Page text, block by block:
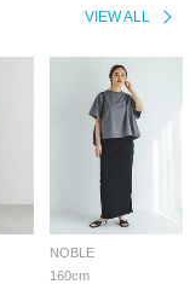
VIEW ALL
NOBLE
160cm